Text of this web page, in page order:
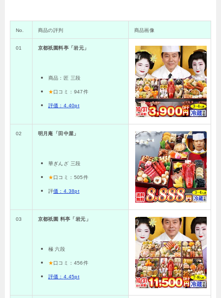
No. 商品の評判 商品画像
01 京都祇園料亭「岩元」
商品：匠 三段
★口コミ：947件
評価： 4.40pt
02 明月庵「田中屋」
華ぎんざ 三段
★口コミ： 505件
評価： 4.38pt
03 京都祇園 料亭「岩元」
極 六段
★口コミ：456件
評価： 4.45pt